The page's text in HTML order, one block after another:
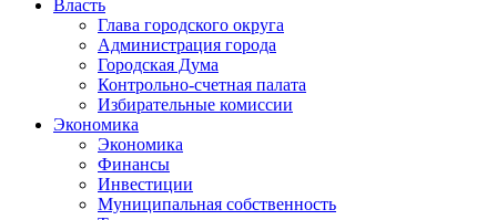
Власть
Глава городского округа
Администрация города
Городская Дума
Контрольно-счетная палата
Избирательные комиссии
Экономика
Экономика
Финансы
Инвестиции
Муниципальная собственность